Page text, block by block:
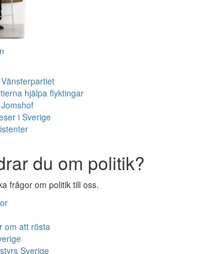
hjälpa flyktingar
i Sverige
du om politik?
frågor om politik till oss.
om att rösta
Sverige